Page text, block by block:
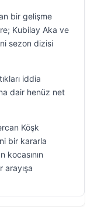
bir gelişme
Kubilay Aka ve
sezon dizisi
iddia
dair henüz net
Köşk
bir kararla
kocasının
arayışa